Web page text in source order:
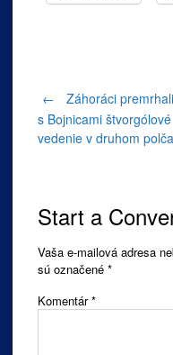
Post
navigation
←
Záhoráci premrhali
s Bojnicami štvorgólové
vedenie v druhom
Start a
Vaša e-mailová adresa
sú označené *
Komentár*